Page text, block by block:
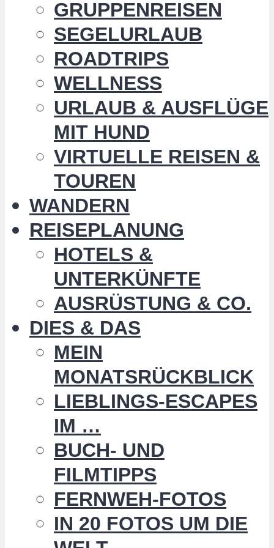
GRUPPENREISEN
SEGELURLAUB
ROADTRIPS
WELLNESS
URLAUB & AUSFLÜGE
MIT HUND
VIRTUELLE REISEN &
TOUREN
WANDERN
REISEPLANUNG
HOTELS &
UNTERKÜNFTE
AUSRÜSTUNG & CO.
DIES & DAS
MEIN
MONATSRÜCKBLICK
LIEBLINGS-ESCAPES
IM …
BUCH- UND
FILMTIPPS
FERNWEH-FOTOS
IN 20 FOTOS UM DIE